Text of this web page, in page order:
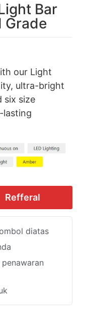
Bar
Grade
our Light
ultra-bright
six size
lasting
Refferal
diatas